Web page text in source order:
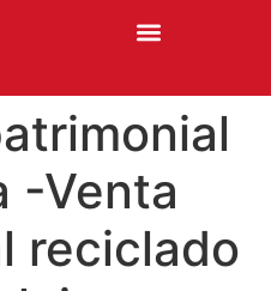
-Venta
reciclado